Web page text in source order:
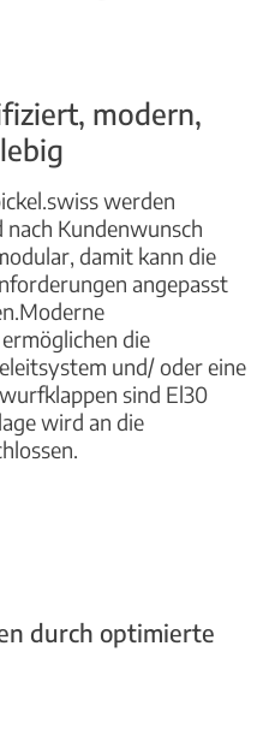
durch optimierte
modern,
werden
Kundenwunsch
damit kann die
angepasst
Moderne
die
und/ oder eine
sind El30
wird an die